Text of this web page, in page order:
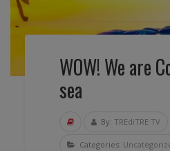
WOW! We are
sea
By: TREdiTRE TV
Categories: